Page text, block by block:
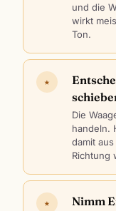
und die
wirkt
Ton.
★
Die
handeln.
damit
Richtung
★ Nimm